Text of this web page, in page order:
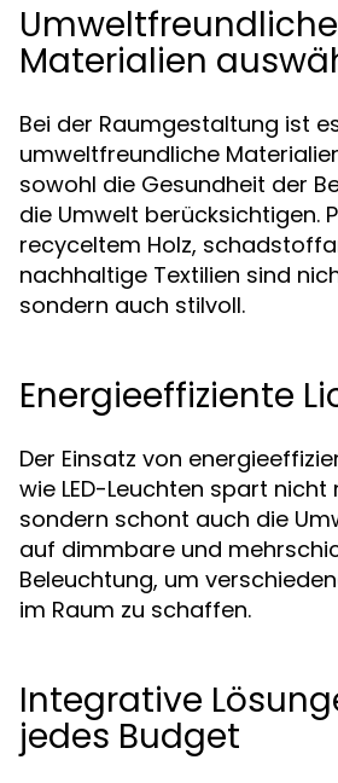
Umweltfreundliche
Materialien
Bei der Raumgestaltung ist
umweltfreundliche
sowohl die Gesundheit der
die Umwelt berücksichtigen.
recyceltem Holz,
nachhaltige Textilien sind
sondern auch stilvoll.
Energieeffiziente
Der Einsatz von
wie LED-Leuchten spart nicht
sondern schont auch die
auf dimmbare und
Beleuchtung, um
im Raum zu schaffen.
Integrative
jedes Budget